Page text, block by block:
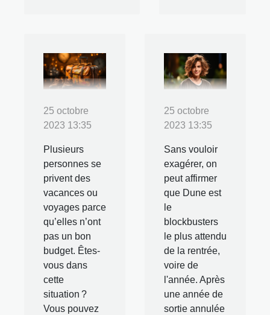
25 octobre
2023 13:35
Plusieurs
personnes se
privent des
vacances ou
voyages parce
qu’elles n’ont
pas un bon
budget. Êtes-
vous dans
cette
situation ?
Vous pouvez
25 octobre
2023 13:35
Sans vouloir
exagérer, on
peut affirmer
que Dune est
le
blockbusters
le plus attendu
de la rentrée,
voire de
l'année. Après
une année de
sortie annulée